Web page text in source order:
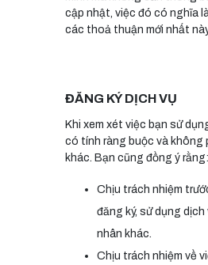
cập nhật, việc đó có nghĩa
các thoả thuận mới nhất
ĐĂNG KÝ DỊCH VỤ
Khi xem xét việc bạn sử
có tính ràng buộc và không
khác. Bạn cũng đồng ý rằng:
Chịu trách nhiệm
đăng ký, sử dụng
nhân khác.
Chịu trách nhiệm về